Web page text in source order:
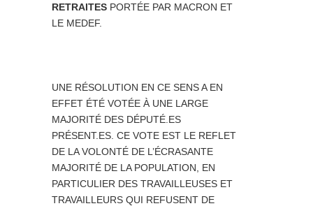
RETRAITES PORTÉE PAR MACRON ET
LE MEDEF.
UNE RÉSOLUTION EN CE SENS A EN
EFFET ÉTÉ VOTÉE À UNE LARGE
MAJORITÉ DES DÉPUTÉ.ES
PRÉSENT.ES. CE VOTE EST LE REFLET
DE LA VOLONTÉ DE L’ÉCRASANTE
MAJORITÉ DE LA POPULATION, EN
PARTICULIER DES TRAVAILLEUSES ET
TRAVAILLEURS QUI REFUSENT DE